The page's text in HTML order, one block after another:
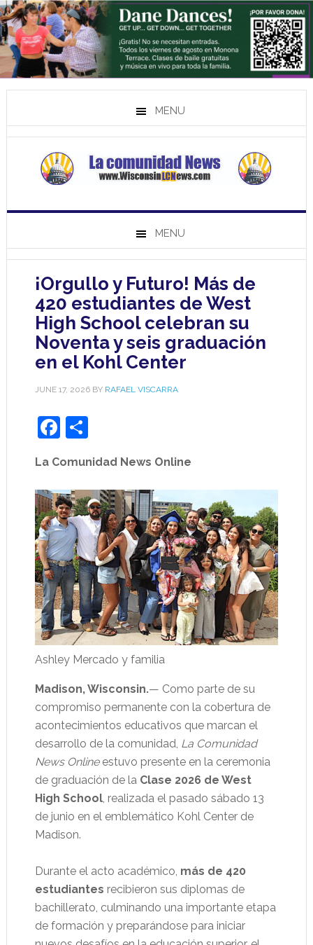
MENU
MENU
¡Orgullo y Futuro! Más de
420 estudiantes de West
High School celebran su
Noventa y seis graduación
en el Kohl Center
JUNE 17, 2026BY RAFAEL VISCARRA
Facebook
Share
La Comunidad News Online
Ashley Mercado y familia
Madison, Wisconsin.— Como parte de su
compromiso permanente con la cobertura de
acontecimientos educativos que marcan el
desarrollo de la comunidad, La Comunidad
News Onlineestuvo presente en la ceremonia
de graduación de la Clase 2026 de West
High School, realizada el pasado sábado 13
de junio en el emblemático Kohl Center de
Madison.
Durante el acto académico, más de 420
estudiantes recibieron sus diplomas de
bachillerato, culminando una importante etapa
de formación y preparándose para iniciar